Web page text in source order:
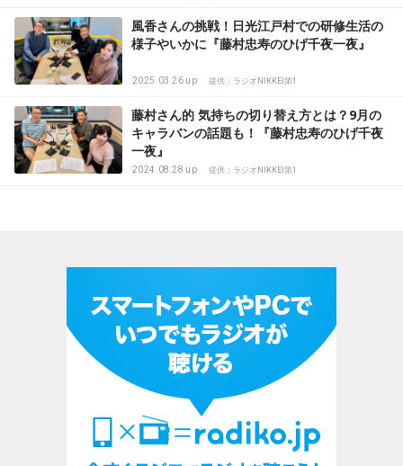
風香さんの挑戦！日光江戸村での研修生活の
様子やいかに『藤村忠寿のひげ千夜一夜』
2025.03.26 up 提供：ラジオNIKKEI第1
藤村さん的 気持ちの切り替え方とは？9月の
キャラバンの話題も！『藤村忠寿のひげ千夜
一夜』
2024.08.28 up 提供：ラジオNIKKEI第1